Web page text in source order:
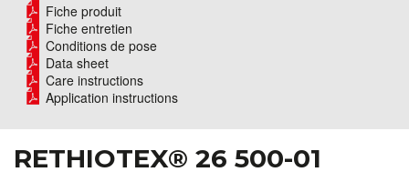
Fiche produit
Fiche entretien
Conditions de pose
Data sheet
Care instructions
Application instructions
RETHIOTEX® 26 500-01